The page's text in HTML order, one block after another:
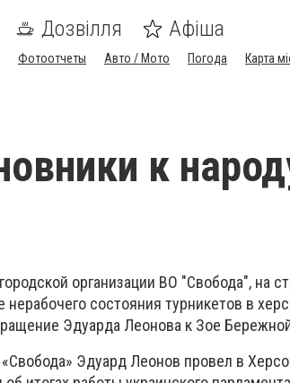
Дозвілля Афіша
Фотоотчеты Авто / Мото Погода Карта
к
организации ВО "Свобода", на
состояния турникетов в
Эдуарда Леонова к Зое
Эдуард Леонов провел в